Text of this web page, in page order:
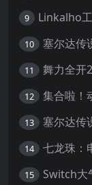
9 Linkalho
10
11 舞力全开
12
13
14
15 Switch大